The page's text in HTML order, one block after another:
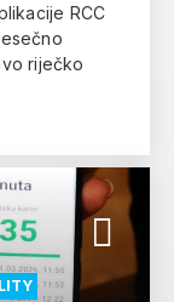
RCC
riječko